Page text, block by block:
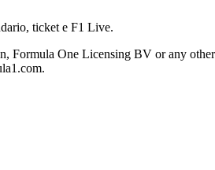
ticket e F1 Live.
One Licensing BV or any